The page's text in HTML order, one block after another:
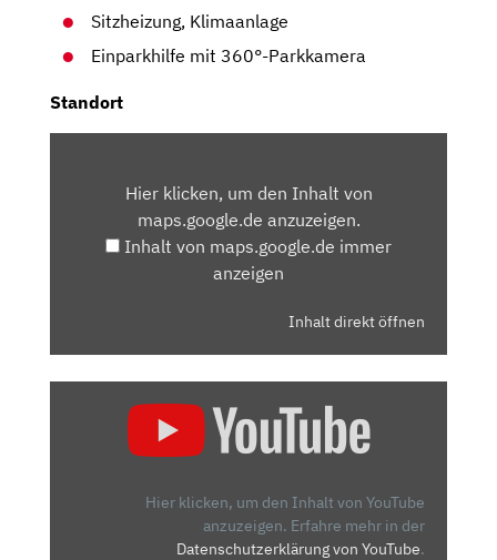
Sitzheizung, Klimaanlage
Einparkhilfe mit 360°-Parkkamera
Standort
MAPS.GOOGLE.DEHier klicken, um den Inhalt von
maps.google.de anzuzeigen.
Inhalt von maps.google.de immer
anzeigen
Inhalt direkt öffnen
Hier klicken, um den Inhalt von YouTube
anzuzeigen. Erfahre mehr in der
Datenschutzerklärung von YouTube.